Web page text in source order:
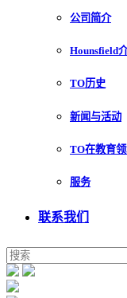
公司简介
Hounsfield
TO历史
新闻与活动
TO在教育
服务
联系我们